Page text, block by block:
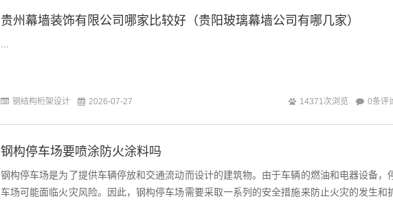
贵州幕墙装饰有限公司哪家比较好（贵阳玻璃幕墙公司有哪几家）
钢结构桁架设计 2026-07-27 14371次浏览 0条评
钢构停车场要喷涂防火涂料吗
钢构停车场是为了提供车辆停放和交通流动而设计的建筑物。由于车辆的燃油和电器设备，
车场可能面临火灾风险。因此，钢构停车场需要采取一系列的安全措施来防止火灾的发生和